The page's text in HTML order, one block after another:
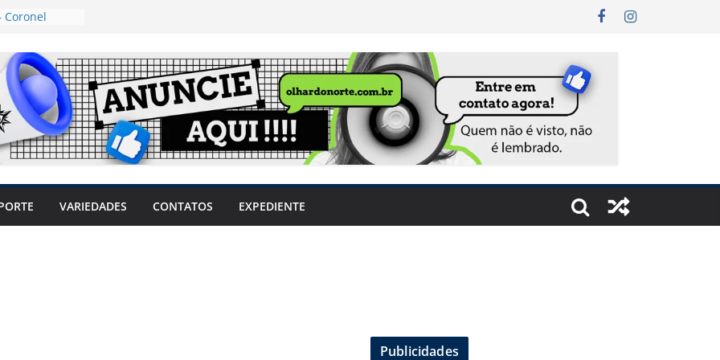
Coronel
mulheres
travar o
produtores
sem
sintomas,
VARIEDADES CONTATOS EXPEDIENTE
Publicidades